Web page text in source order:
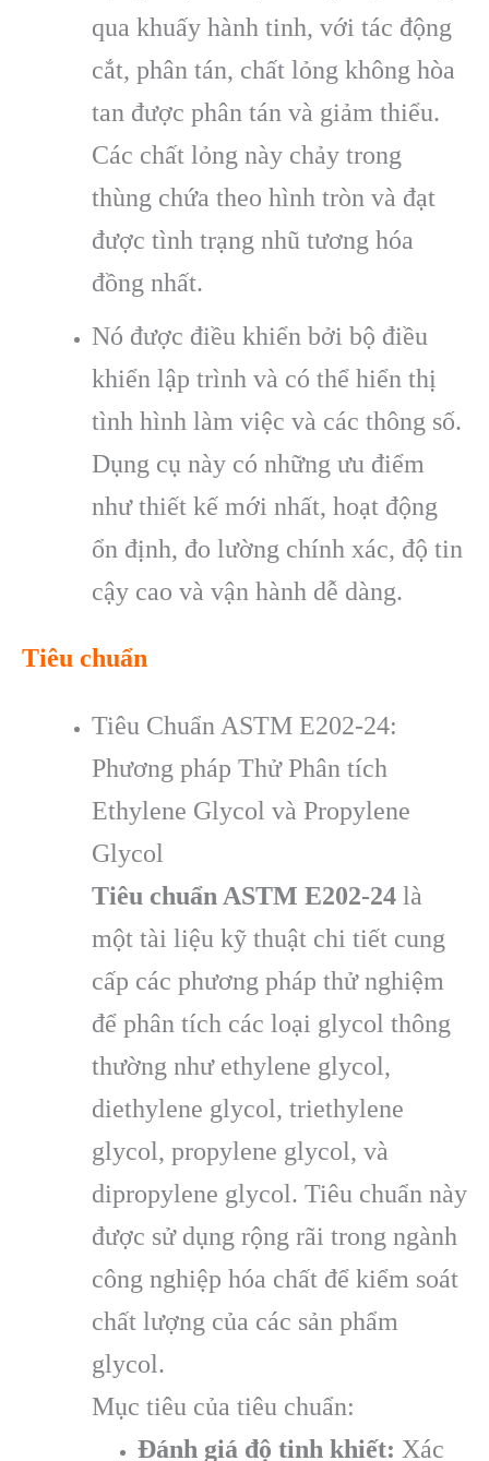
qua khuấy hành tinh, với tác động
cắt, phân tán, chất lỏng không hòa
tan được phân tán và giảm thiểu.
Các chất lỏng này chảy trong
thùng chứa theo hình tròn và đạt
được tình trạng nhũ tương hóa
đồng nhất.
Nó được điều khiển bởi bộ điều
khiển lập trình và có thể hiển thị
tình hình làm việc và các thông số.
Dụng cụ này có những ưu điểm
như thiết kế mới nhất, hoạt động
ổn định, đo lường chính xác, độ tin
cậy cao và vận hành dễ dàng.
Tiêu chuẩn
Tiêu Chuẩn ASTM E202-24:
Phương pháp Thử Phân tích
Ethylene Glycol và Propylene
Glycol
Tiêu chuẩn ASTM E202-24là
một tài liệu kỹ thuật chi tiết cung
cấp các phương pháp thử nghiệm
để phân tích các loại glycol thông
thường như ethylene glycol,
diethylene glycol, triethylene
glycol, propylene glycol, và
dipropylene glycol. Tiêu chuẩn này
được sử dụng rộng rãi trong ngành
công nghiệp hóa chất để kiểm soát
chất lượng của các sản phẩm
glycol.
Mục tiêu của tiêu chuẩn:
Đánh giá độ tinh khiết: Xác